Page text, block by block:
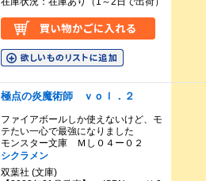
極点の炎魔術師 ｖｏｌ．２
ファイアボールしか使えないけど、モ
テたい一心で最強になりました
モンスター文庫 Ｍし０４ー０２
シクラメン
双葉社 (文庫)